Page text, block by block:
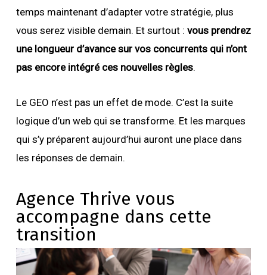
temps maintenant d’adapter votre stratégie, plus
vous serez visible demain. Et surtout : vous prendrez
une longueur d’avance sur vos concurrents qui n’ont
pas encore intégré ces nouvelles règles.
Le GEO n’est pas un effet de mode. C’est la suite
logique d’un web qui se transforme. Et les marques
qui s’y préparent aujourd’hui auront une place dans
les réponses de demain.
Agence Thrive vous
accompagne dans cette
transition